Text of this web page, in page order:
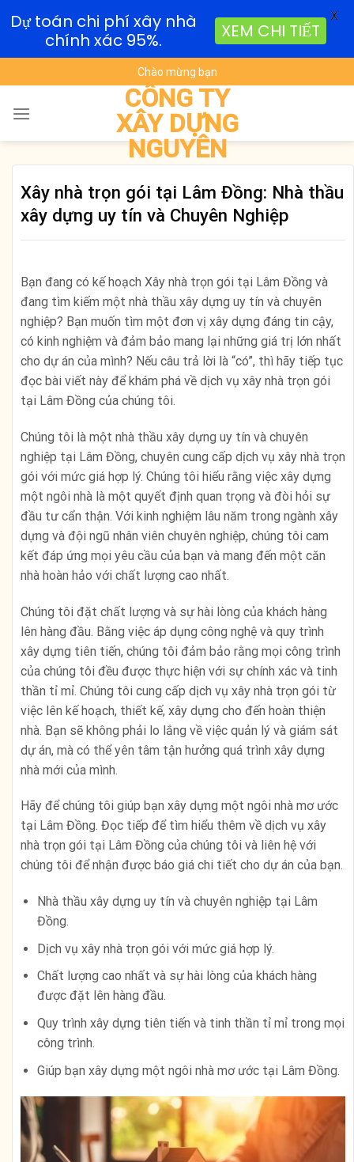
to
content
Chào mừng bạn
CÔNG TY
XÂY DỰNG
NGUYÊN
Xây nhà trọn gói tại Lâm Đồng: Nhà thầu
xây dựng uy tín và Chuyên Nghiệp
Bạn đang có kế hoạch Xây nhà trọn gói tại Lâm Đồng và
đang tìm kiếm một nhà thầu xây dựng uy tín và chuyên
nghiệp? Bạn muốn tìm một đơn vị xây dựng đáng tin cậy,
có kinh nghiệm và đảm bảo mang lại những giá trị lớn nhất
cho dự án của mình? Nếu câu trả lời là “có”, thì hãy tiếp tục
đọc bài viết này để khám phá về dịch vụ xây nhà trọn gói
tại Lâm Đồng của chúng tôi.
Chúng tôi là một nhà thầu xây dựng uy tín và chuyên
nghiệp tại Lâm Đồng, chuyên cung cấp dịch vụ xây nhà trọn
gói với mức giá hợp lý. Chúng tôi hiểu rằng việc xây dựng
một ngôi nhà là một quyết định quan trọng và đòi hỏi sự
đầu tư cẩn thận. Với kinh nghiệm lâu năm trong ngành xây
dựng và đội ngũ nhân viên chuyên nghiệp, chúng tôi cam
kết đáp ứng mọi yêu cầu của bạn và mang đến một căn
nhà hoàn hảo với chất lượng cao nhất.
Chúng tôi đặt chất lượng và sự hài lòng của khách hàng
lên hàng đầu. Bằng việc áp dụng công nghệ và quy trình
xây dựng tiên tiến, chúng tôi đảm bảo rằng mọi công trình
của chúng tôi đều được thực hiện với sự chính xác và tinh
thần tỉ mỉ. Chúng tôi cung cấp dịch vụ xây nhà trọn gói từ
việc lên kế hoạch, thiết kế, xây dựng cho đến hoàn thiện
nhà. Bạn sẽ không phải lo lắng về việc quản lý và giám sát
dự án, mà có thể yên tâm tận hưởng quá trình xây dựng
nhà mới của mình.
Hãy để chúng tôi giúp bạn xây dựng một ngôi nhà mơ ước
tại Lâm Đồng. Đọc tiếp để tìm hiểu thêm về dịch vụ xây
nhà trọn gói tại Lâm Đồng của chúng tôi và liên hệ với
chúng tôi để nhận được báo giá chi tiết cho dự án của bạn.
Nhà thầu xây dựng uy tín và chuyên nghiệp tại Lâm
Đồng.
Dịch vụ xây nhà trọn gói với mức giá hợp lý.
Chất lượng cao nhất và sự hài lòng của khách hàng
được đặt lên hàng đầu.
Quy trình xây dựng tiên tiến và tinh thần tỉ mỉ trong mọi
công trình.
Giúp bạn xây dựng một ngôi nhà mơ ước tại Lâm Đồng.
Dự toán chi phí xây nhà
chính xác 95%.
XEM CHI TIẾT
X